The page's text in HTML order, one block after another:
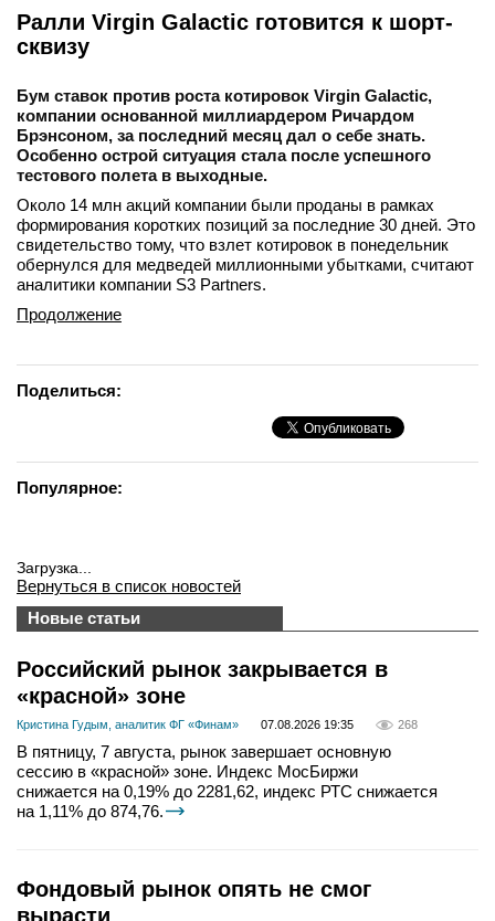
Ралли Virgin Galactic готовится к шорт-
сквизу
Бум ставок против роста котировок Virgin Galactic,
компании основанной миллиардером Ричардом
Брэнсоном, за последний месяц дал о себе знать.
Особенно острой ситуация стала после успешного
тестового полета в выходные.
Около 14 млн акций компании были проданы в рамках
формирования коротких позиций за последние 30 дней. Это
свидетельство тому, что взлет котировок в понедельник
обернулся для медведей миллионными убытками, считают
аналитики компании S3 Partners.
Продолжение
Поделиться:
Популярное:
Загрузка...
Вернуться в список новостей
Новые статьи
Российский рынок закрывается в
«красной» зоне
Кристина Гудым, аналитик ФГ «Финам» 07.08.2026 19:35 268
В пятницу, 7 августа, рынок завершает основную
сессию в «красной» зоне. Индекс МосБиржи
снижается на 0,19% до 2281,62, индекс РТС снижается
на 1,11% до 874,76.
Фондовый рынок опять не смог
вырасти